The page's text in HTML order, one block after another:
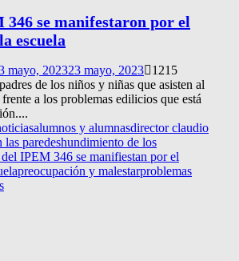
346 se manifestaron por el
escuela
mayo, 202323 mayo, 2023
1215
de los niños y niñas que asisten al
a los problemas edilicios que está
alumnos y alumnasdirector claudio
las paredeshundimiento de los
del IPEM 346 se manifiestan por el
preocupación y malestarproblemas